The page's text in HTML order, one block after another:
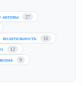
активы 27
волатильность 16
12
9